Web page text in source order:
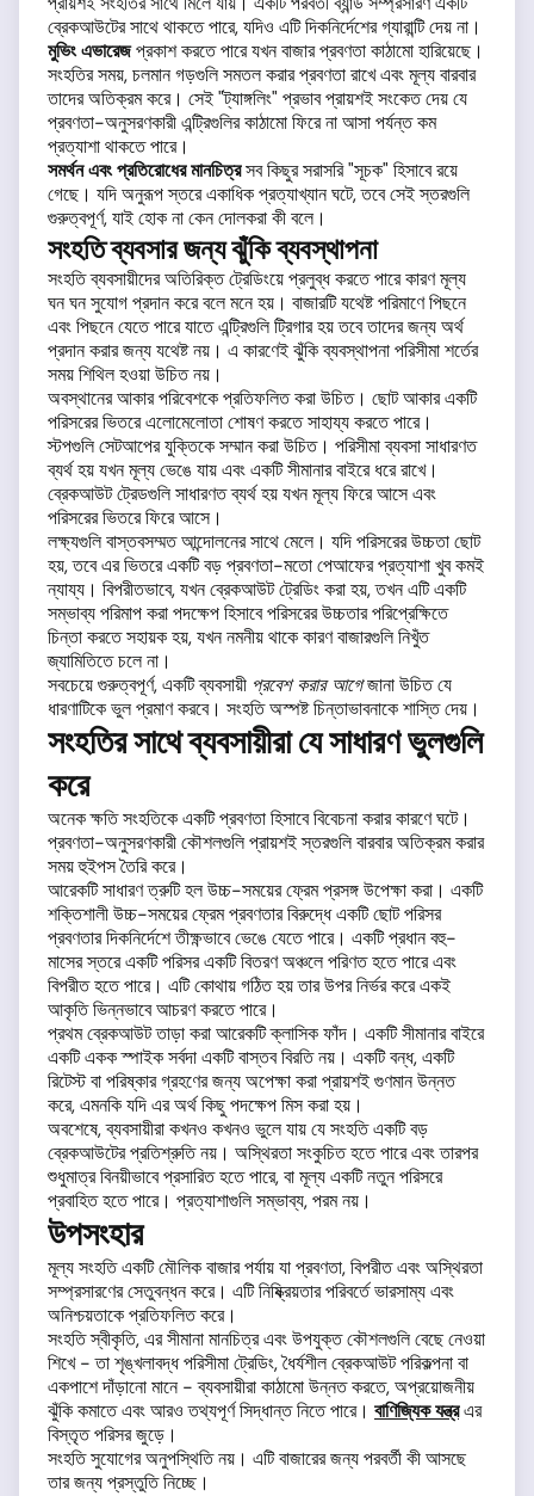
ব্রেকআউটের সাথে থাকতে পারে, যদিও এটি দিকনির্দেশের গ্যারান্টি দেয় না।
মুভিং এভারেজপ্রকাশ করতে পারে যখন বাজার প্রবণতা কাঠামো হারিয়েছে।
সংহতির সময়, চলমান গড়গুলি সমতল করার প্রবণতা রাখে এবং মূল্য বারবার
তাদের অতিক্রম করে। সেই "ট্যাঙ্গলিং" প্রভাব প্রায়শই সংকেত দেয় যে
প্রবণতা-অনুসরণকারী এন্ট্রিগুলির কাঠামো ফিরে না আসা পর্যন্ত কম
প্রত্যাশা থাকতে পারে।
সমর্থন এবং প্রতিরোধের মানচিত্রসব কিছুর সরাসরি "সূচক" হিসাবে রয়ে
গেছে। যদি অনুরূপ স্তরে একাধিক প্রত্যাখ্যান ঘটে, তবে সেই স্তরগুলি
গুরুত্বপূর্ণ, যাই হোক না কেন দোলকরা কী বলে।
সংহতি ব্যবসার জন্য ঝুঁকি ব্যবস্থাপনা
সংহতি ব্যবসায়ীদের অতিরিক্ত ট্রেডিংয়ে প্রলুব্ধ করতে পারে কারণ মূল্য
ঘন ঘন সুযোগ প্রদান করে বলে মনে হয়। বাজারটি যথেষ্ট পরিমাণে পিছনে
এবং পিছনে যেতে পারে যাতে এন্ট্রিগুলি ট্রিগার হয় তবে তাদের জন্য অর্থ
প্রদান করার জন্য যথেষ্ট নয়। এ কারণেই ঝুঁকি ব্যবস্থাপনা পরিসীমা শর্তের
সময় শিথিল হওয়া উচিত নয়।
অবস্থানের আকার পরিবেশকে প্রতিফলিত করা উচিত। ছোট আকার একটি
পরিসরের ভিতরে এলোমেলোতা শোষণ করতে সাহায্য করতে পারে।
স্টপগুলি সেটআপের যুক্তিকে সম্মান করা উচিত। পরিসীমা ব্যবসা সাধারণত
ব্যর্থ হয় যখন মূল্য ভেঙে যায় এবং একটি সীমানার বাইরে ধরে রাখে।
ব্রেকআউট ট্রেডগুলি সাধারণত ব্যর্থ হয় যখন মূল্য ফিরে আসে এবং
পরিসরের ভিতরে ফিরে আসে।
লক্ষ্যগুলি বাস্তবসম্মত আন্দোলনের সাথে মেলে। যদি পরিসরের উচ্চতা ছোট
হয়, তবে এর ভিতরে একটি বড় প্রবণতা-মতো পেআফের প্রত্যাশা খুব কমই
ন্যায্য। বিপরীতভাবে, যখন ব্রেকআউট ট্রেডিং করা হয়, তখন এটি একটি
সম্ভাব্য পরিমাপ করা পদক্ষেপ হিসাবে পরিসরের উচ্চতার পরিপ্রেক্ষিতে
চিন্তা করতে সহায়ক হয়, যখন নমনীয় থাকে কারণ বাজারগুলি নিখুঁত
জ্যামিতিতে চলে না।
সবচেয়ে গুরুত্বপূর্ণ, একটি ব্যবসায়ী প্রবেশ করার আগেজানা উচিত যে
ধারণাটিকে ভুল প্রমাণ করবে। সংহতি অস্পষ্ট চিন্তাভাবনাকে শাস্তি দেয়।
সংহতির সাথে ব্যবসায়ীরা যে সাধারণ ভুলগুলি
করে
অনেক ক্ষতি সংহতিকে একটি প্রবণতা হিসাবে বিবেচনা করার কারণে ঘটে।
প্রবণতা-অনুসরণকারী কৌশলগুলি প্রায়শই স্তরগুলি বারবার অতিক্রম করার
সময় হুইপস তৈরি করে।
আরেকটি সাধারণ ত্রুটি হল উচ্চ-সময়ের ফ্রেম প্রসঙ্গ উপেক্ষা করা। একটি
শক্তিশালী উচ্চ-সময়ের ফ্রেম প্রবণতার বিরুদ্ধে একটি ছোট পরিসর
প্রবণতার দিকনির্দেশে তীক্ষ্ণভাবে ভেঙে যেতে পারে। একটি প্রধান বহু-
মাসের স্তরে একটি পরিসর একটি বিতরণ অঞ্চলে পরিণত হতে পারে এবং
বিপরীত হতে পারে। এটি কোথায় গঠিত হয় তার উপর নির্ভর করে একই
আকৃতি ভিন্নভাবে আচরণ করতে পারে।
প্রথম ব্রেকআউট তাড়া করা আরেকটি ক্লাসিক ফাঁদ। একটি সীমানার বাইরে
একটি একক স্পাইক সর্বদা একটি বাস্তব বিরতি নয়। একটি বন্ধ, একটি
রিটেস্ট বা পরিষ্কার গ্রহণের জন্য অপেক্ষা করা প্রায়শই গুণমান উন্নত
করে, এমনকি যদি এর অর্থ কিছু পদক্ষেপ মিস করা হয়।
অবশেষে, ব্যবসায়ীরা কখনও কখনও ভুলে যায় যে সংহতি একটি বড়
ব্রেকআউটের প্রতিশ্রুতি নয়। অস্থিরতা সংকুচিত হতে পারে এবং তারপর
শুধুমাত্র বিনয়ীভাবে প্রসারিত হতে পারে, বা মূল্য একটি নতুন পরিসরে
প্রবাহিত হতে পারে। প্রত্যাশাগুলি সম্ভাব্য, পরম নয়।
উপসংহার
মূল্য সংহতি একটি মৌলিক বাজার পর্যায় যা প্রবণতা, বিপরীত এবং অস্থিরতা
সম্প্রসারণের সেতুবন্ধন করে। এটি নিষ্ক্রিয়তার পরিবর্তে ভারসাম্য এবং
অনিশ্চয়তাকে প্রতিফলিত করে।
সংহতি স্বীকৃতি, এর সীমানা মানচিত্র এবং উপযুক্ত কৌশলগুলি বেছে নেওয়া
শিখে - তা শৃঙ্খলাবদ্ধ পরিসীমা ট্রেডিং, ধৈর্যশীল ব্রেকআউট পরিকল্পনা বা
একপাশে দাঁড়ানো মানে - ব্যবসায়ীরা কাঠামো উন্নত করতে, অপ্রয়োজনীয়
ঝুঁকি কমাতে এবং আরও তথ্যপূর্ণ সিদ্ধান্ত নিতে পারে। বাণিজ্যিক যন্ত্রএর
বিস্তৃত পরিসর জুড়ে।
সংহতি সুযোগের অনুপস্থিতি নয়। এটি বাজারের জন্য পরবর্তী কী আসছে
তার জন্য প্রস্তুতি নিচ্ছে।